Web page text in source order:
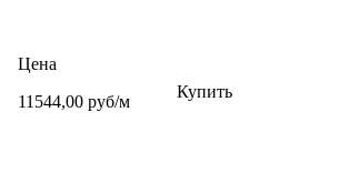
Цена
11544,00 руб/м
Купить